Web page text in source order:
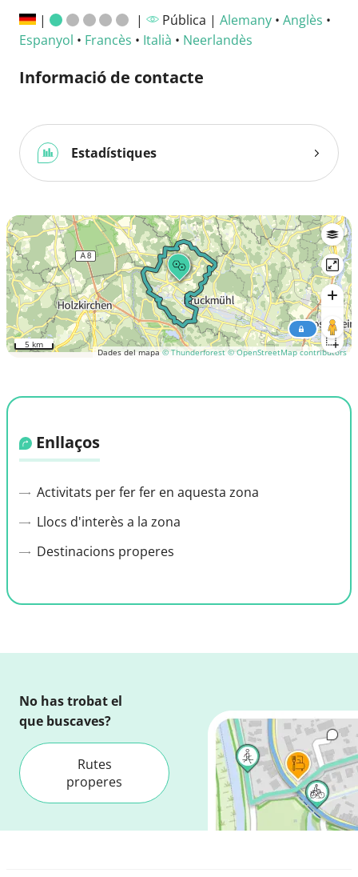
|
| Pública | Alemany• Anglès •
Espanyol • Francès • Italià • Neerlandès
Informació de contacte
Estadístiques
Dades del mapa© Thunderforest © OpenStreetMap contributors
5 km
Enllaços
Activitats per fer fer en aquesta zona
Llocs d'interès a la zona
Destinacions properes
No has trobat el
que buscaves?
Rutes
properes